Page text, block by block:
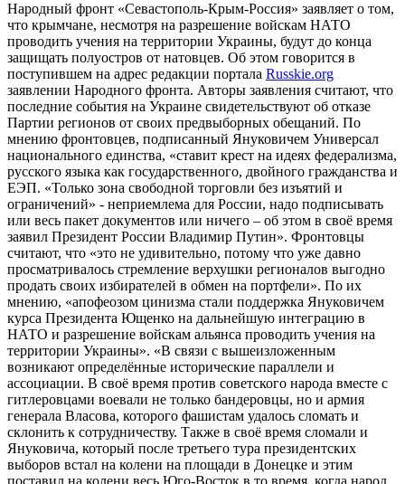
Народный фронт «Севастополь-Крым-Россия» заявляет о том,
что крымчане, несмотря на разрешение войскам НАТО
проводить учения на территории Украины, будут до конца
защищать полуостров от натовцев. Об этом говорится в
поступившем на адрес редакции портала Russkie.org
заявлении Народного фронта. Авторы заявления считают, что
последние события на Украине свидетельствуют об отказе
Партии регионов от своих предвыборных обещаний. По
мнению фронтовцев, подписанный Януковичем Универсал
национального единства, «ставит крест на идеях федерализма,
русского языка как государственного, двойного гражданства и
ЕЭП. «Только зона свободной торговли без изъятий и
ограничений» - неприемлема для России, надо подписывать
или весь пакет документов или ничего – об этом в своё время
заявил Президент России Владимир Путин». Фронтовцы
считают, что «это не удивительно, потому что уже давно
просматривалось стремление верхушки регионалов выгодно
продать своих избирателей в обмен на портфели». По их
мнению, «апофеозом цинизма стали поддержка Януковичем
курса Президента Ющенко на дальнейшую интеграцию в
НАТО и разрешение войскам альянса проводить учения на
территории Украины». «В связи с вышеизложенным
возникают определённые исторические параллели и
ассоциации. В своё время против советского народа вместе с
гитлеровцами воевали не только бандеровцы, но и армия
генерала Власова, которого фашистам удалось сломать и
склонить к сотрудничеству. Также в своё время сломали и
Януковича, который после третьего тура президентских
выборов встал на колени на площади в Донецке и этим
поставил на колени весь Юго-Восток в то время, когда народ